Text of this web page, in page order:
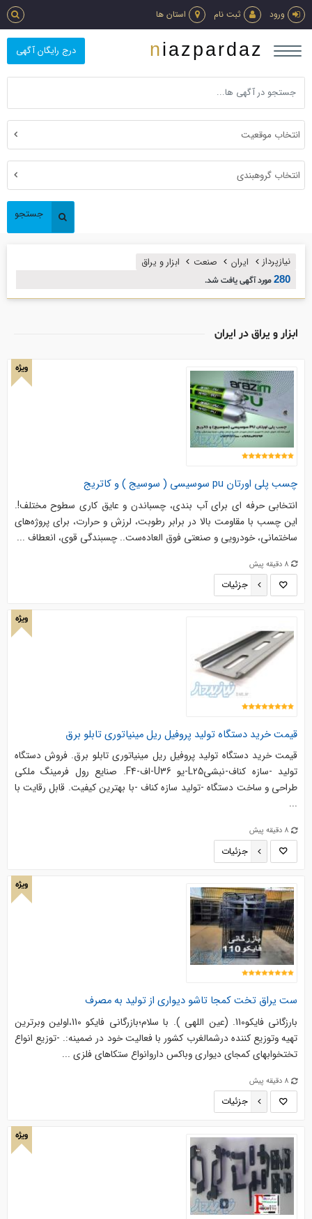
ورود ثبت نام استان ها
درج رایگان آگهی niazpardaz
انتخاب موقعیت
انتخاب گروهبندی
جستجو
نیازپرداز ایران صنعت ابزار و يراق
280مورد آگهی یافت شد.
ابزار و يراق در ایران
ویژه
چسب پلی اورتان pu سوسیسی ( سوسیج ) و کاتریج
انتخابی حرفه‌ ای برای آب ‌بندی، چسباندن و عایق ‌کاری سطوح مختلف!.
این چسب با مقاومت بالا در برابر رطوبت، لرزش و حرارت، برای پروژه‌های
ساختمانی، خودرویی و صنعتی فوق ‌العاده‌ست.. چسبندگی قوی، انعطاف ‌...
8 دقیقه پیش
جزئیات
ویژه
قیمت خرید دستگاه تولید پروفیل ریل مینیاتوری تابلو برق
قیمت خرید دستگاه تولید پروفیل ریل مینیاتوری تابلو برق. فروش دستگاه
تولید -سازه کناف-نبشیL25-یو U36-اف-F4. صنایع رول فرمینگ ملکی
طراحی و ساخت دستگاه -تولید سازه کناف -با بهترین کیفیت. قابل رقایت با
...
8 دقیقه پیش
جزئیات
ویژه
ست یراق تخت کمجا تاشو دیواری از تولید به مصرف
بارزگاني فايكو110. (عین اللهی ). با سلام؛بازرگاني فايكو 110،اولين وبرترين
تهيه وتوزيع كننده درشمالغرب كشور با فعاليت خود در ضمينه:. -توزيع انواع
تختخوابهاي كمجاي ديواري وباكس داروانواع ستكاهاي فلزي ...
8 دقیقه پیش
جزئیات
ویژه